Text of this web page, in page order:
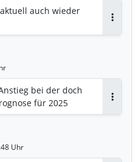
auch wieder
bei der doch
für 2025
Uhr